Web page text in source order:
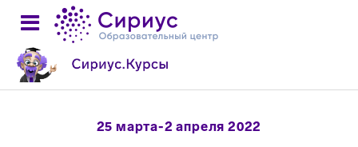
25 марта-2 апреля 2022